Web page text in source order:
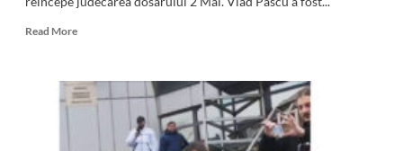
Read MoreRead
Părinții
lui